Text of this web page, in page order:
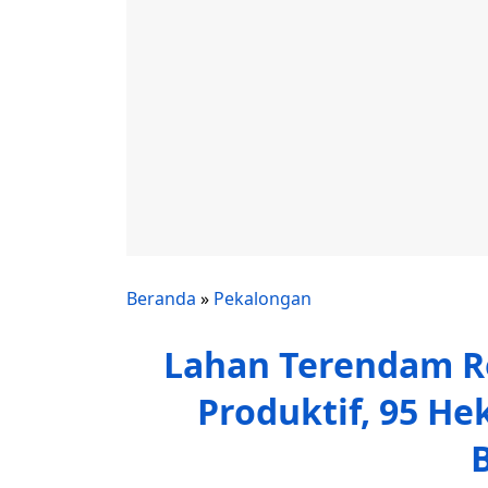
Beranda » Pekalongan
Lahan Terendam
Produktif, 95